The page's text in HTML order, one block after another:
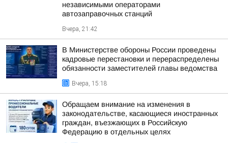
независимыми операторами
автозаправочных станций
Вчера, 21:42
В Министерстве обороны России проведены
кадровые перестановки и перераспределены
обязанности заместителей главы ведомства
Вчера, 15:18
Обращаем внимание на изменения в
законодательстве, касающиеся иностранных
граждан, въезжающих в Российскую
Федерацию в отдельных целях